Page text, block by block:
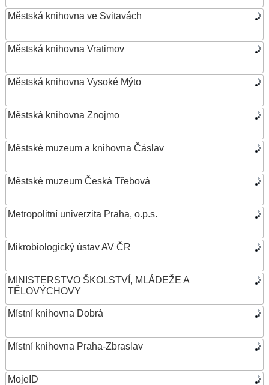
Městská knihovna ve Svitavách
Městská knihovna Vratimov
Městská knihovna Vysoké Mýto
Městská knihovna Znojmo
Městské muzeum a knihovna Čáslav
Městské muzeum Česká Třebová
Metropolitní univerzita Praha, o.p.s.
Mikrobiologický ústav AV ČR
MINISTERSTVO ŠKOLSTVÍ, MLÁDEŽE A
TĚLOVÝCHOVY
Místní knihovna Dobrá
Místní knihovna Praha-Zbraslav
MojeID